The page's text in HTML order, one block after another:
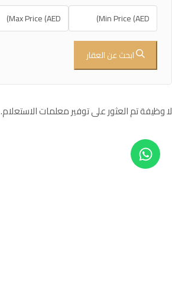
ابحث عن العقار
لا وظيفة تم العثور على توفير معلمات الاستعلام.